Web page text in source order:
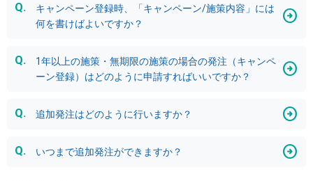
キャンペーン登録時、「キャンペーン/施策内容」には
何を書けばよいですか？
1年以上の施策・無期限の施策の場合の発注（キャンペ
ーン登録）はどのように申請すればいいですか？
追加発注はどのように行いますか？
いつまで追加発注ができますか？